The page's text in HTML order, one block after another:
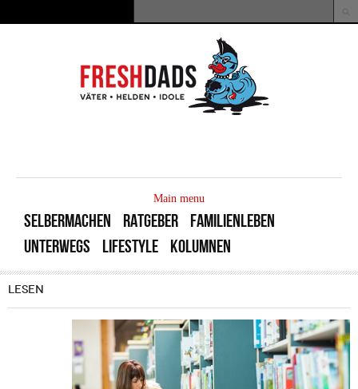
Suchformular
Main menu
SELBERMACHEN RATGEBER
FAMILIENLEBEN
UNTERWEGS
LIFESTYLE KOLUMNEN
LESEN